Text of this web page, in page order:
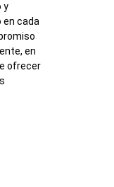
y
en cada
en
ofrecer